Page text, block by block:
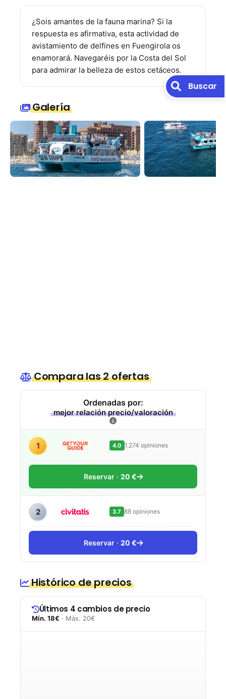
¿Sois amantes de la fauna marina? Si la
respuesta es afirmativa, esta actividad de
avistamiento de delfines en Fuengirola os
enamorará. Navegaréis por la Costa del Sol
para admirar la belleza de estos cetáceos.
Galería
Compara las 2 ofertas
Ordenadas por:
mejor relación precio/valoración
1 4.0 1.274 opiniones
Reservar 20 €
2 3.7 88 opiniones
Reservar 20 €
Histórico de precios
Últimos 4 cambios de precio
Mín. 18€ · Máx. 20€
Buscar